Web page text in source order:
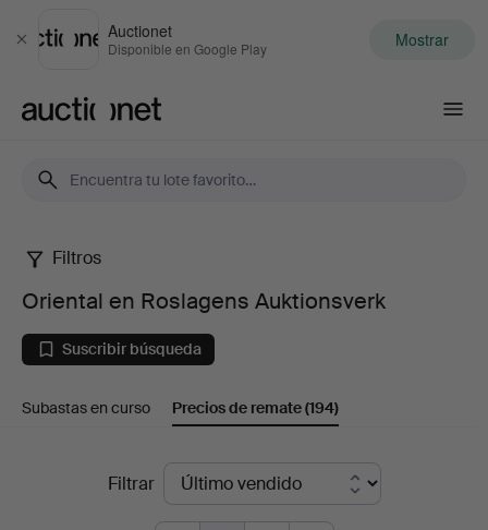
Cerrar
Auctionet
Disponible en Google Play Mostrar
Oriental
en
Roslagens
Auktionsverk
Filtros
Oriental en Roslagens Auktionsverk
Suscribir búsqueda
Subastas en curso Precios de remate(194)
Filtrar